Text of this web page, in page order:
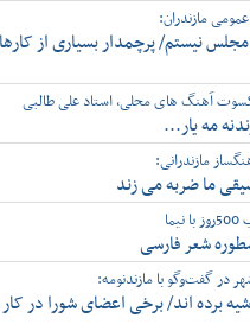
مازندران:
مجلس نیستم/ پرچمدار بسیاری از
آهنگ های محلی، استاد علی طالبی
مه یار...
مازندرانی:
ما ضربه می زند
شعر فارسی
در گفت‌و‌گو با مازندنومه:
برده اند/ برخی اعضای شورا در